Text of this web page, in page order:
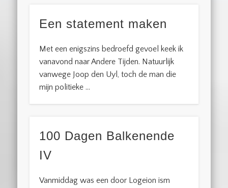
Een statement maken
Met een enigszins bedroefd gevoel keek ik
vanavond naar Andere Tijden. Natuurlijk
vanwege Joop den Uyl, toch de man die
mijn politieke …
100 Dagen Balkenende
IV
Vanmiddag was een door Logeion ism